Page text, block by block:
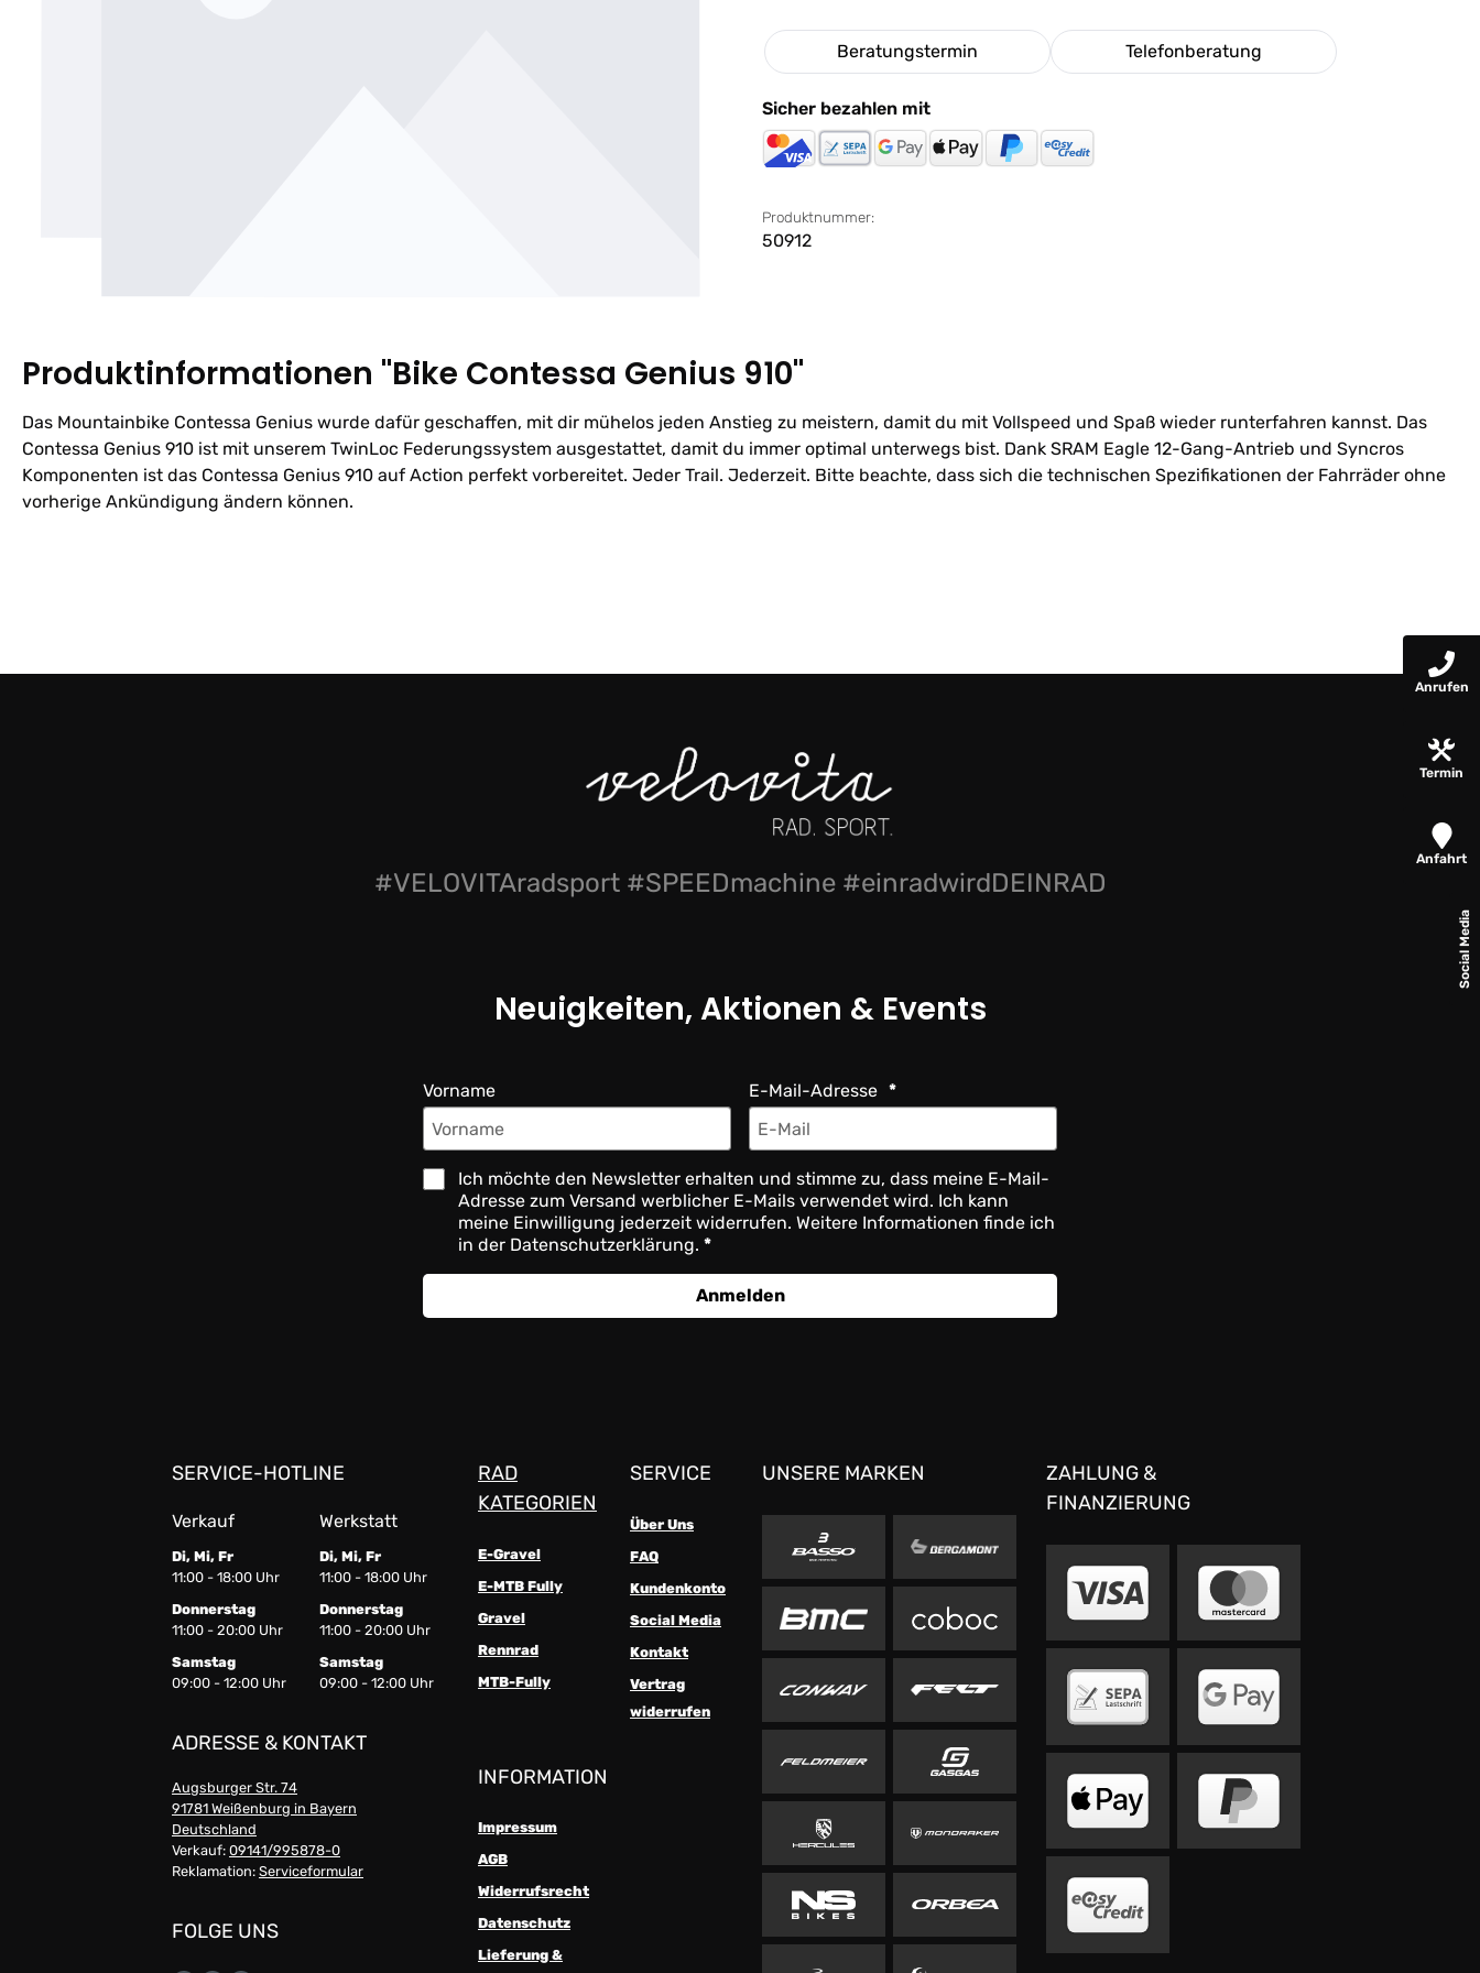
Beratungstermin Telefonberatung
Sicher bezahlen mit
Produktnummer:
50912
Produktinformationen "Bike Contessa Genius 910"
Das Mountainbike Contessa Genius wurde dafür geschaffen, mit dir mühelos jeden Anstieg zu meistern, damit du mit Vollspeed und Spaß wieder runterfahren kannst. Das
Contessa Genius 910 ist mit unserem TwinLoc Federungssystem ausgestattet, damit du immer optimal unterwegs bist. Dank SRAM Eagle 12-Gang-Antrieb und Syncros
Komponenten ist das Contessa Genius 910 auf Action perfekt vorbereitet. Jeder Trail. Jederzeit. Bitte beachte, dass sich die technischen Spezifikationen der Fahrräder ohne
vorherige Ankündigung ändern können.
#VELOVITAradsport #SPEEDmachine #einradwirdDEINRAD
Neuigkeiten, Aktionen & Events
Vorname E-Mail-Adresse
Ich möchte den Newsletter erhalten und stimme zu, dass meine E-Mail-
Adresse zum Versand werblicher E-Mails verwendet wird. Ich kann
meine Einwilligung jederzeit widerrufen. Weitere Informationen finde ich
in der Datenschutzerklärung.
Anmelden
SERVICE-HOTLINE
Verkauf Werkstatt
Di, Mi, Fr
11:00 - 18:00 Uhr
Di, Mi, Fr
11:00 - 18:00 Uhr
Donnerstag
11:00 - 20:00 Uhr
Donnerstag
11:00 - 20:00 Uhr
Samstag
09:00 - 12:00 Uhr
Samstag
09:00 - 12:00 Uhr
ADRESSE & KONTAKT
Augsburger Str. 74
91781 Weißenburg in Bayern
Deutschland
Verkauf: 09141/995878-0
Reklamation: Serviceformular
FOLGE UNS
RAD
KATEGORIEN
E-Gravel
E-MTB Fully
Gravel
Rennrad
MTB-Fully
SERVICE
Über Uns
FAQ
Kundenkonto
Social Media
Kontakt
Vertrag
widerrufen
INFORMATION
Impressum
AGB
Widerrufsrecht
Datenschutz
Lieferung &
UNSERE MARKEN
ZAHLUNG &
FINANZIERUNG
Anrufen
Termin
Anfahrt
Social Media